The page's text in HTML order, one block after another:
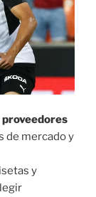
de mercado y
y